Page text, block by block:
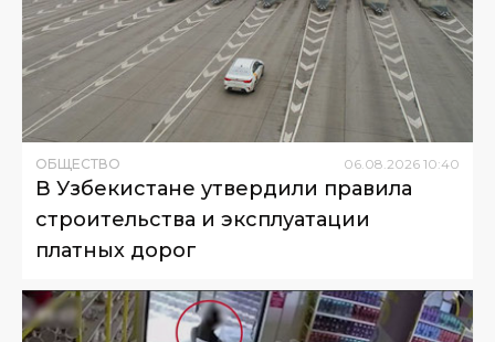
ОБЩЕСТВО 06.08.2026 10:40
В Узбекистане утвердили правила
строительства и эксплуатации
платных дорог